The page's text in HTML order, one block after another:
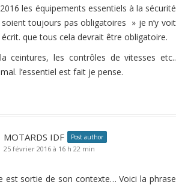
les équipements essentiels à la sécurité
toujours pas obligatoires » je n’y voit
que tous cela devrait être obligatoire.
ceintures, les contrôles de vitesses etc..
l’essentiel est fait je pense.
MOTARDS IDF Post author
25 février 2016 à 16 h 22 min
est sortie de son contexte… Voici la phrase